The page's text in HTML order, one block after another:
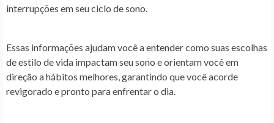
interrupções em seu ciclo de sono.
Essas informações ajudam você a entender como suas escolhas
de estilo de vida impactam seu sono e orientam você em
direção a hábitos melhores, garantindo que você acorde
revigorado e pronto para enfrentar o dia.